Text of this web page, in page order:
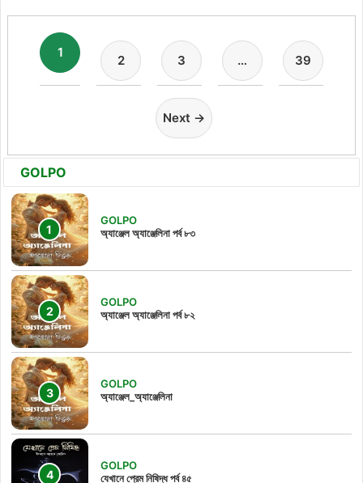
1
2 3 … 39
Next →
GOLPO
GOLPO
অ্যাঞ্জেল অ্যাঞ্জেলিনা পর্ব ৮৩
GOLPO
অ্যাঞ্জেল অ্যাঞ্জেলিনা পর্ব ৮২
GOLPO
অ্যাঞ্জেল_অ্যাঞ্জেলিনা
GOLPO
যেখানে প্রেম নিষিদ্ধ পর্ব ৪৫